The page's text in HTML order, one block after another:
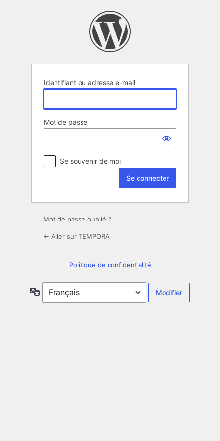
Identifiant ou adresse e-mail
Mot de passe
Se souvenir de moi
Mot de passe oublié ?
← Aller sur TEMPORA
Politique de confidentialité
Langue